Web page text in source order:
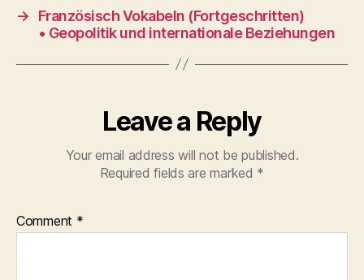
→
Französisch Vokabeln (Fortgeschritten)
• Geopolitik und internationale Beziehungen
Leave a Reply
Your email address will not be published.
Required fields are marked *
Comment *